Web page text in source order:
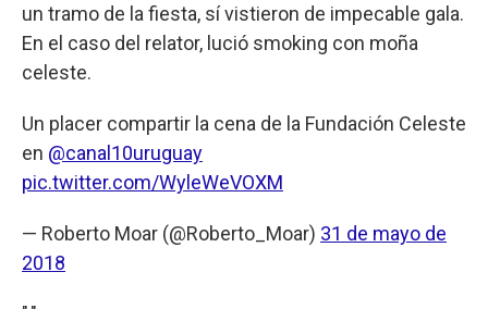
un tramo de la fiesta, sí vistieron de impecable gala.
En el caso del relator, lució smoking con moña
celeste.
Un placer compartir la cena de la Fundación Celeste
en @canal10uruguay
pic.twitter.com/WyleWeVOXM
— Roberto Moar (@Roberto_Moar) 31 de mayo de
2018